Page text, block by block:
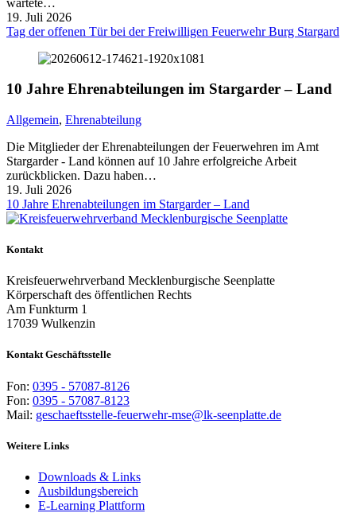
19. Juli 2026
Tag der offenen Tür bei der Freiwilligen Feuerwehr Burg Stargard
10 Jahre Ehrenabteilungen im Stargarder – Land
Allgemein, Ehrenabteilung
Die Mitglieder der Ehrenabteilungen der Feuerwehren im Amt
Stargarder - Land können auf 10 Jahre erfolgreiche Arbeit
zurückblicken. Dazu haben…
19. Juli 2026
10 Jahre Ehrenabteilungen im Stargarder – Land
Kontakt
Kreisfeuerwehrverband Mecklenburgische Seenplatte
Körperschaft des öffentlichen Rechts
Am Funkturm 1
17039 Wulkenzin
Kontakt Geschäftsstelle
Fon: 0395 - 57087-8126
Fon: 0395 - 57087-8123
Mail: geschaeftsstelle-feuerwehr-mse@lk-seenplatte.de
Weitere Links
Downloads & Links
Ausbildungsbereich
E-Learning Plattform